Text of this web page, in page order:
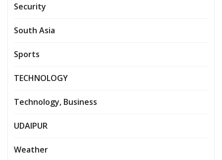
Security
South Asia
Sports
TECHNOLOGY
Technology, Business
UDAIPUR
Weather